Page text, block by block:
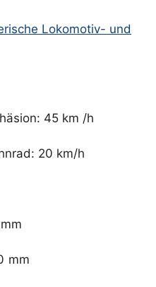
Lokomotiv- und
45 km /h
20 km/h
mm